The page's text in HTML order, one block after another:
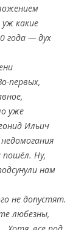
какие
года — дух
первых,
уже
Ильич
пошёл. Ну,
нам
не допустят.
любезны,